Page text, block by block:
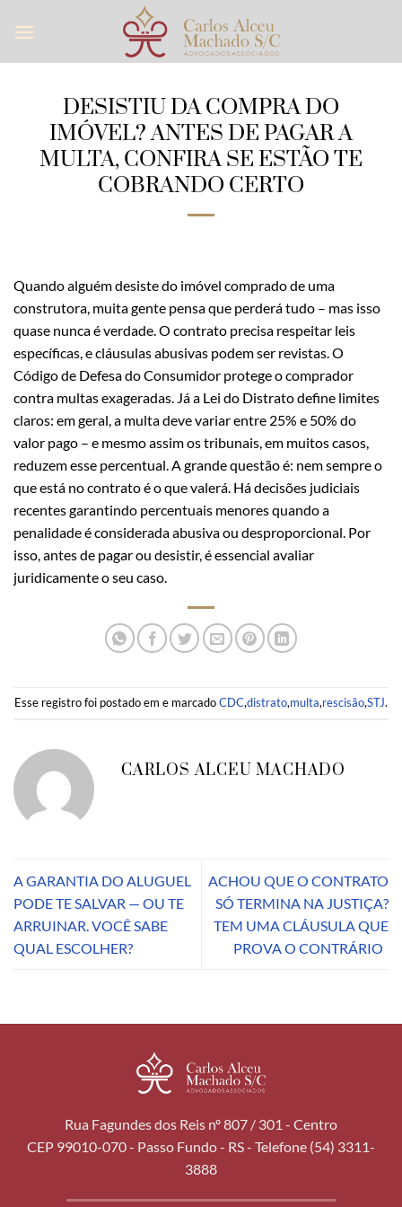
DESISTIU DA COMPRA DO
IMÓVEL? ANTES DE PAGAR A
MULTA, CONFIRA SE ESTÃO TE
COBRANDO CERTO
Quando alguém desiste do imóvel comprado de uma
construtora, muita gente pensa que perderá tudo – mas isso
quase nunca é verdade. O contrato precisa respeitar leis
específicas, e cláusulas abusivas podem ser revistas. O
Código de Defesa do Consumidor protege o comprador
contra multas exageradas. Já a Lei do Distrato define limites
claros: em geral, a multa deve variar entre 25% e 50% do
valor pago – e mesmo assim os tribunais, em muitos casos,
reduzem esse percentual. A grande questão é: nem sempre o
que está no contrato é o que valerá. Há decisões judiciais
recentes garantindo percentuais menores quando a
penalidade é considerada abusiva ou desproporcional. Por
isso, antes de pagar ou desistir, é essencial avaliar
juridicamente o seu caso.
Esse registro foi postado em e marcadoCDC,distrato,multa,rescisão,STJ.
CARLOS ALCEU MACHADO
A GARANTIA DO ALUGUEL
PODE TE SALVAR — OU TE
ARRUINAR. VOCÊ SABE
QUAL ESCOLHER?
ACHOU QUE O CONTRATO
SÓ TERMINA NA JUSTIÇA?
TEM UMA CLÁUSULA QUE
PROVA O CONTRÁRIO
Rua Fagundes dos Reis nº 807 / 301 - Centro
CEP 99010-070 - Passo Fundo - RS - Telefone (54) 3311-
3888